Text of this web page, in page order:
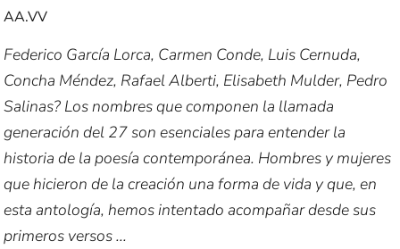
AA.VV
Federico García Lorca, Carmen Conde, Luis Cernuda,
Concha Méndez, Rafael Alberti, Elisabeth Mulder, Pedro
Salinas? Los nombres que componen la llamada
generación del 27 son esenciales para entender la
historia de la poesía contemporánea. Hombres y mujeres
que hicieron de la creación una forma de vida y que, en
esta antología, hemos intentado acompañar desde sus
primeros versos ...